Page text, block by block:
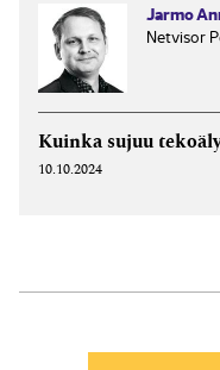
Jarmo
Netvisor
Kuinka sujuu
10.10.2024